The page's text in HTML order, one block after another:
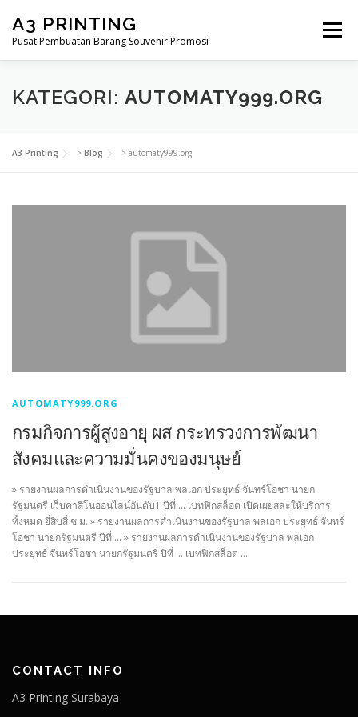
konten
A3 PRINTING
Pusat Pembuatan Barang Souvenir Promosi
Menu
BERANDA PRODUK KAMI SHOP
SAMPLE PAGE
KATEGORI: AUTOMATY999.ORG
A3 Printing > Blog > automaty999.org
AUTOMATY999.ORG
กรมกิจการผู้สูงอายุ ผส กระทรวงการพัฒนา
สังคมและความมั่นคงของมนุษย์
» รายงานผลการดำเนินงานของรัฐบาล พลเอก ประยุทธ์ จันทร์โอชา นายก
รัฐมนตรี เว็บคาสิโนออนไลน์อันดับ1 ปีที่ … เบทฟิกสล็อต เปิดเผยสละให้บริการ
ทั้งหมด ยี่สิบสี่ ช.ม. » รายงานผลการดำเนินงานของรัฐบาล พลเอก ประยุทธ์ จันทร์
โอชา นายกรัฐมนตรี ปีที่ … » รายงานผลการดำเนินงานของรัฐบาล พลเอก
ประยุทธ์ จันทร์โอชา นายกรัฐมนตรี ปีที่ … เบทฟิกสล็อต …
CONTACT INFO
A3 Printing Surabaya